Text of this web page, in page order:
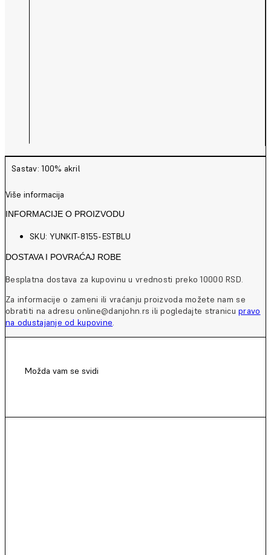
Sastav: 100% akril
Više informacija
INFORMACIJE O PROIZVODU
SKU: YUNKIT-8155-ESTBLU
DOSTAVA I POVRAĆAJ ROBE
Besplatna dostava za kupovinu u vrednosti preko 10000 RSD.
Za informacije o zameni ili vraćanju proizvoda možete nam se
obratiti na adresu online@danjohn.rs ili pogledajte stranicupravo
na odustajanje od kupovine.
Možda vam se svidi